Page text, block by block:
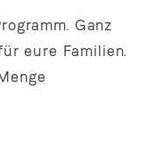
Ganz
eure Familien.